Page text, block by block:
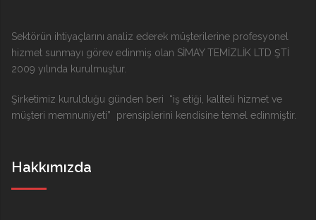
Sektörün ihtiyaçlarını analiz ederek müşterilerine profesyonel
hizmet sunmayı görev edinmiş olan SİMAY TEMİZLİK LTD ŞTİ
2009 yılında kurulmuştur.
Şirketimiz kurulduğu günden beri “iş etiği, kaliteli hizmet ve
müşteri memnuniyeti” prensiplerini kendisine temel edinmiştir.
Hakkımızda